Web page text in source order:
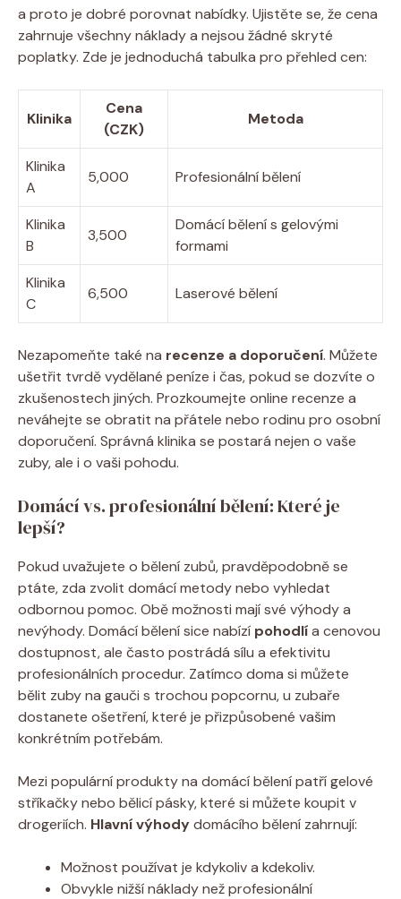
a proto je ⁤dobré ‌porovnat‍ nabídky. Ujistěte⁣ se, že cena
zahrnuje⁢ všechny náklady a⁣ nejsou žádné skryté
poplatky. Zde je ​jednoduchá ⁣tabulka pro přehled cen:
Klinika
Cena
(CZK)
Metoda
Klinika
A
5,000 Profesionální bělení
Klinika
B
3,500
Domácí bělení s ⁣gelovými
formami
Klinika
C
6,500 Laserové bělení
Nezapomeňte také na recenze a doporučení. Můžete
ušetřit ​tvrdě​ vydělané peníze i čas, pokud se dozvíte o
zkušenostech jiných. Prozkoumejte online ‌recenze a
‌neváhejte se ‌obratit na přátele ⁢nebo rodinu pro osobní
doporučení. ⁤Správná klinika se postará nejen o vaše
zuby, ale i o vaši pohodu.
Domácí vs. profesionální bělení: Které​ je
lepší?
Pokud uvažujete o bělení zubů, pravděpodobně se
ptáte, zda ‌zvolit domácí metody nebo ⁤vyhledat
odbornou pomoc. Obě možnosti ⁢mají své výhody a
nevýhody. Domácí bělení sice ⁣nabízí pohodlía cenovou
dostupnost, ⁣ale často⁢ postrádá sílu a⁢ efektivitu
‍profesionálních procedur. Zatímco doma si⁢ můžete⁢
bělit ⁢zuby na gauči s trochou popcornu, u zubaře
dostanete ošetření, které⁢ je ⁢přizpůsobené⁢ vašim
konkrétním potřebám.
Mezi populární produkty⁤ na domácí bělení patří gelové
stříkačky nebo bělicí ⁢pásky, které si můžete ​koupit ⁢v
‍drogeriích. Hlavní výhodydomácího bělení zahrnují:
Možnost používat je kdykoliv a kdekoliv.
Obvykle nižší⁤ náklady než profesionální